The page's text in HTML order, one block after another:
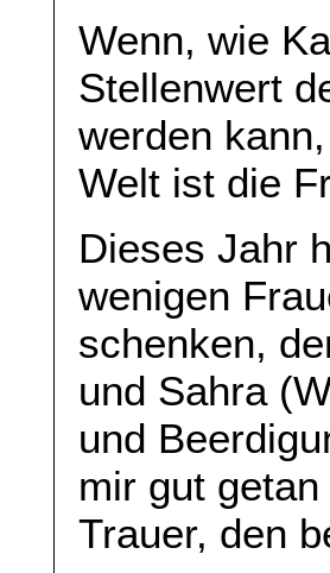
Wenn, wie
Stellenwert
werden
Welt ist die
Dieses Jahr
wenigen
schenken,
und Sahra
und
mir gut
Trauer, den